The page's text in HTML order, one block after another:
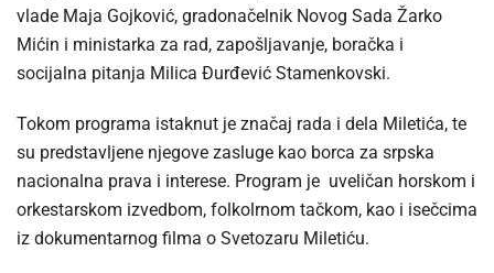
vlade Maja Gojković, gradonačelnik Novog Sada Žarko
Mićin i ministarka za rad, zapošljavanje, boračka i
socijalna pitanja Milica Đurđević Stamenkovski.
Tokom programa istaknut je značaj rada i dela Miletića, te
su predstavljene njegove zasluge kao borca za srpska
nacionalna prava i interese. Program je uveličan horskom i
orkestarskom izvedbom, folkolrnom tačkom, kao i isečcima
iz dokumentarnog filma o Svetozaru Miletiću.